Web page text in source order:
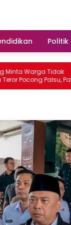
Politik
Warga Tidak
Palsu, Patroli